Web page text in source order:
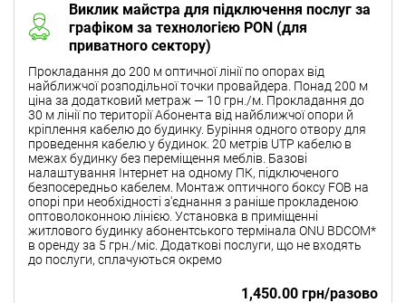
Виклик майстра для підключення послуг за
графіком за технологією PON (для
приватного сектору)
Прокладання до 200 м оптичної лінії по опорах від
найближчої розподільної точки провайдера. Понад 200 м
ціна за додатковий метраж — 10 грн./м. Прокладання до
30 м лінії по території Абонента від найближчої опори й
кріплення кабелю до будинку. Буріння одного отвору для
проведення кабелю у будинок. 20 метрів UTP кабелю в
межах будинку без переміщення меблів. Базові
налаштування Інтернет на одному ПК, підключеного
безпосередньо кабелем. Монтаж оптичного боксу FOB на
опорі при необхідності з'єднання з раніше прокладеною
оптоволоконною лінією. Установка в приміщенні
житлового будинку абонентського термінала ONU BDCOM*
в оренду за 5 грн./міс. Додаткові послуги, що не входять
до послуги, сплачуються окремо
1,450.00 грн/разово